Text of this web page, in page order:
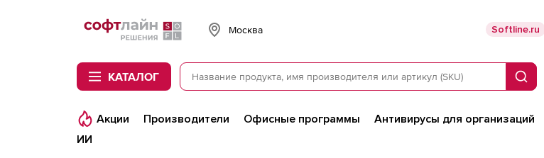
Softline
Москва Softline.ru
КАТАЛОГ Поиск
Акции Производители Офисные программы Антивирусы для организаций
ИИ